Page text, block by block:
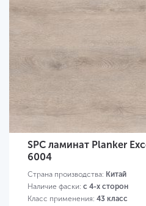
SPC ламинат Planker
6004
Страна производства: Китай
Наличие фаски: с 4-х сторон
Класс применения: 43 класс